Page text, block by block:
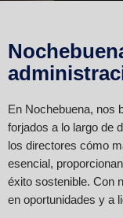
En Nochebuena, nos
forjados a lo largo de
los directores cómo
esencial,
éxito sostenible. Con
en oportunidades y a